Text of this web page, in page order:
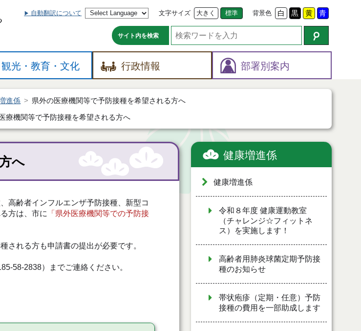
自動翻訳について 文字サイズ 大きく 標準 背景色 白 黒 黄 青
サイト内を検索
観光・教育・文化 行政情報 部署別案内
進係 県外の医療機関等で予防接種を希望される方へ
療機関等で予防接種を希望される方へ
へ
高齢者インフルエンザ予防接種、新型コ
方は、市に
「県外医療機関等での予防接
される方も申請書の提出が必要です。
58-2838）までご連絡ください。
健康増進係
健康増進係
令和８年度 健康運動教室
（チャレンジ☆フィットネ
ス）を実施します！
高齢者用肺炎球菌定期予防接
種のお知らせ
帯状疱疹（定期・任意）予防
接種の費用を一部助成します